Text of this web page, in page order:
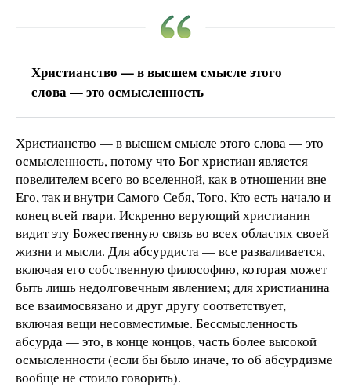
Христианство — в высшем смысле этого
слова — это осмысленность
Христианство — в высшем смысле этого слова — это
осмысленность, потому что Бог христиан является
повелителем всего во вселенной, как в отношении вне
Его, так и внутри Самого Себя, Того, Кто есть начало и
конец всей твари. Искренно верующий христианин
видит эту Божественную связь во всех областях своей
жизни и мысли. Для абсурдиста — все разваливается,
включая его собственную философию, которая может
быть лишь недолговечным явлением; для христианина
все взаимосвязано и друг другу соответствует,
включая вещи несовместимые. Бессмысленность
абсурда — это, в конце концов, часть более высокой
осмысленности (если бы было иначе, то об абсурдизме
вообще не стоило говорить).